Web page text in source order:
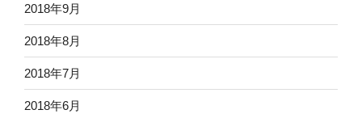
2018年9月
2018年8月
2018年7月
2018年6月